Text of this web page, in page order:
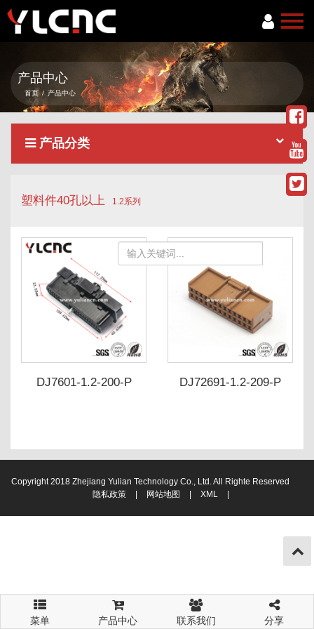
首页
关于我们
产品中心
新闻资讯
联系我们
产品中心
首页 / 产品中心
产品分类
塑料件40孔以上 1.2系列
DJ7601-1.2-200-P
DJ72691-1.2-209-P
Copyright 2018 Zhejiang Yulian Technology Co., Ltd. All Righte Reserved
隐私政策
网站地图 XML
菜单 产品中心 联系我们 分享